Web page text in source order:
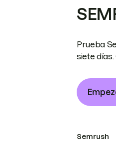
Prueba
siete
Semrush